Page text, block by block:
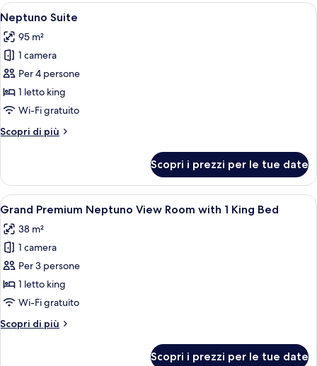
Apri
tutte
le
foto
per
Neptuno
Suite
Una camera da letto con un letto,
17
Neptuno Suite
95 m²
1 camera
Per 4 persone
1 letto king
Wi-Fi gratuito
Scopri di più
Altri
Suite
Scopri i prezzi per le tue date
Apri
tutte
le
foto
per
Grand
Premium
View
Una stanza con camino, un divano
5
Grand Premium Neptuno View Room with 1 King Bed
38 m²
1 camera
Per 3 persone
1 letto king
Wi-Fi gratuito
Scopri di più
Altri
Scopri i prezzi per le tue date